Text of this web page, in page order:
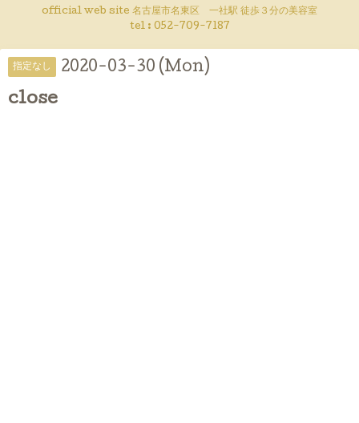
official web site 名古屋市名東区 一社駅 徒歩３分の美容室
tel : 052-709-7187
指定なし 2020-03-30 (Mon)
close